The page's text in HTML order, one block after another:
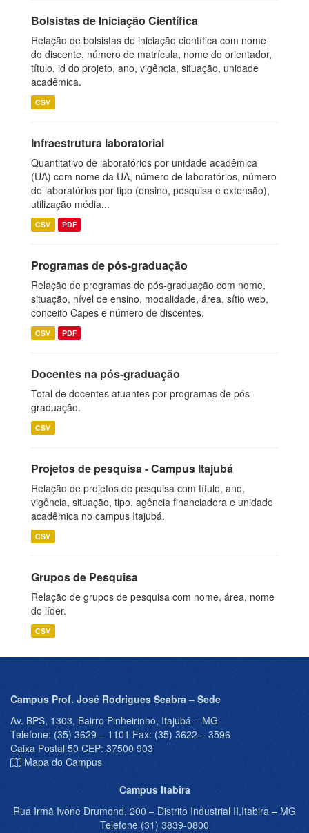
Bolsistas de Iniciação Científica
Relação de bolsistas de iniciação científica com nome
do discente, número de matrícula, nome do orientador,
título, id do projeto, ano, vigência, situação, unidade
acadêmica.
CSV
Infraestrutura laboratorial
Quantitativo de laboratórios por unidade acadêmica
(UA) com nome da UA, número de laboratórios, número
de laboratórios por tipo (ensino, pesquisa e extensão),
utilização média...
CSV PDF
Programas de pós-graduação
Relação de programas de pós-graduação com nome,
situação, nível de ensino, modalidade, área, sítio web,
conceito Capes e número de discentes.
CSV PDF
Docentes na pós-graduação
Total de docentes atuantes por programas de pós-
graduação.
CSV
Projetos de pesquisa - Campus Itajubá
Relação de projetos de pesquisa com título, ano,
vigência, situação, tipo, agência financiadora e unidade
acadêmica no campus Itajubá.
CSV
Grupos de Pesquisa
Relação de grupos de pesquisa com nome, área, nome
do líder.
CSV
Campus Prof. José Rodrigues Seabra – Sede
Av. BPS, 1303, Bairro Pinheirinho, Itajubá – MG
Telefone: (35) 3629 – 1101 Fax: (35) 3622 – 3596
Caixa Postal 50 CEP: 37500 903
Mapa do Campus
Campus Itabira
Rua Irmã Ivone Drumond, 200 – Distrito Industrial II,Itabira – MG
Telefone (31) 3839-0800